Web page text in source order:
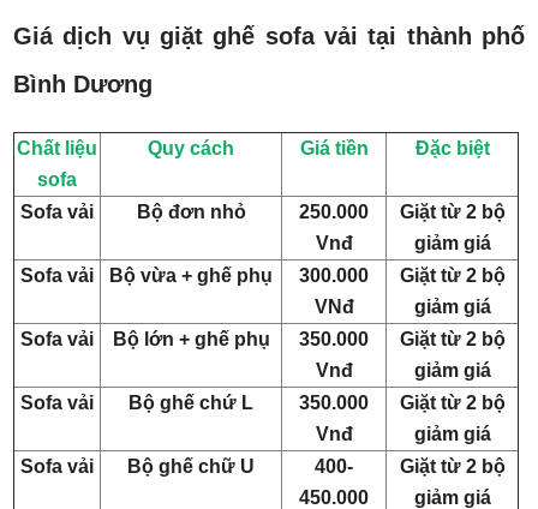
Giá dịch vụ giặt ghế sofa vải tại thành phố
Bình Dương
Chất liệu
sofa
Quy cách Giá tiền Đặc biệt
Sofa vải Bộ đơn nhỏ
250.000
Vnđ
Giặt từ 2 bộ
giảm giá
Sofa vải
Bộ vừa + ghế phụ
300.000
VNđ
Giặt từ 2 bộ
giảm giá
Sofa vải
Bộ lớn + ghế phụ
350.000
Vnđ
Giặt từ 2 bộ
giảm giá
Sofa vải
Bộ ghế chứ L
350.000
Vnđ
Giặt từ 2 bộ
giảm giá
Sofa vải
Bộ ghế chữ U
400-
450.000
Giặt từ 2 bộ
giảm giá